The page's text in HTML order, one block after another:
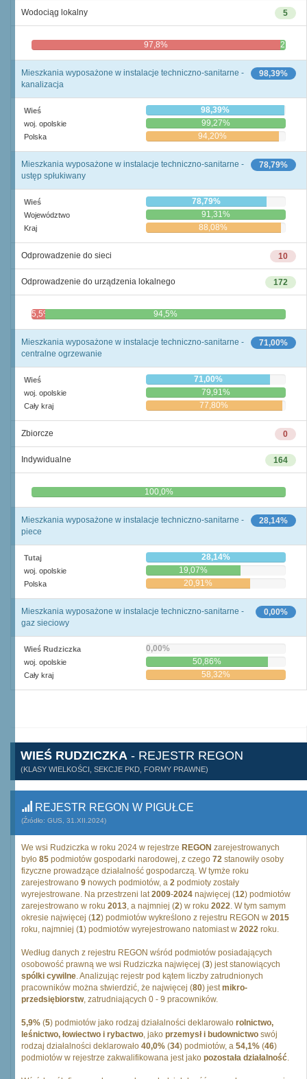
5
Wodociąg lokalny
97,8% 2,2%
98,39%
Mieszkania wyposażone w instalacje techniczno-sanitarne -
kanalizacja
Wieś 98,39%
woj. opolskie 99,27%
Polska 94,20%
78,79%
Mieszkania wyposażone w instalacje techniczno-sanitarne -
ustęp spłukiwany
Wieś 78,79%
Województwo 91,31%
Kraj 88,08%
10
Odprowadzenie do sieci
172
Odprowadzenie do urządzenia lokalnego
5,5% 94,5%
71,00%
Mieszkania wyposażone w instalacje techniczno-sanitarne -
centralne ogrzewanie
Wieś 71,00%
woj. opolskie 79,91%
Cały kraj 77,80%
0
Zbiorcze
164
Indywidualne
0,0% 100,0%
28,14%
Mieszkania wyposażone w instalacje techniczno-sanitarne -
piece
Tutaj 28,14%
woj. opolskie 19,07%
Polska 20,91%
0,00%
Mieszkania wyposażone w instalacje techniczno-sanitarne -
gaz sieciowy
Wieś Rudziczka 0,00%
woj. opolskie 50,86%
Cały kraj 58,32%
WIEŚ RUDZICZKA - REJESTR REGON
(KLASY WIELKOŚCI, SEKCJE PKD, FORMY PRAWNE)
REJESTR REGON W PIGUŁCE
(Źródło: GUS, 31.XII.2024)
We wsi Rudziczka w roku 2024 w rejestrze REGON zarejestrowanych
było 85 podmiotów gospodarki narodowej, z czego 72 stanowiły osoby
fizyczne prowadzące działalność gospodarczą. W tymże roku
zarejestrowano 9 nowych podmiotów, a 2 podmioty zostały
wyrejestrowane. Na przestrzeni lat2009-2024 najwięcej (12) podmiotów
zarejestrowano w roku 2013, a najmniej (2) w roku 2022. W tym samym
okresie najwięcej (12) podmiotów wykreślono z rejestru REGON w 2015
roku, najmniej (1) podmiotów wyrejestrowano natomiast w 2022 roku.
Według danych z rejestru REGON wśród podmiotów posiadających
osobowość prawną we wsi Rudziczka najwięcej (3) jest stanowiących
spólki cywilne. Analizując rejestr pod kątem liczby zatrudnionych
pracowników można stwierdzić, że najwięcej (80) jestmikro-
przedsiębiorstw, zatrudniających 0 - 9 pracowników.
5,9% (5) podmiotów jako rodzaj działalności deklarowało rolnictwo,
leśnictwo, łowiectwo i rybactwo, jako przemysł i budownictwo swój
rodzaj działalności deklarowało 40,0% (34) podmiotów, a 54,1% (46)
podmiotów w rejestrze zakwalifikowana jest jako pozostała działalność.